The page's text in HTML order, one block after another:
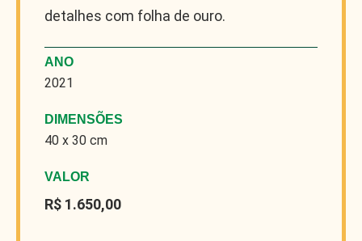
detalhes com folha de ouro.
ANO
2021
DIMENSÕES
40 x 30 cm
VALOR
R$ 1.650,00